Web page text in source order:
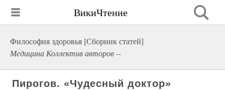
ВикиЧтение
Философия здоровья [Сборник статей]
Медицина Коллектив авторов --
Пирогов. «Чудесный доктор»